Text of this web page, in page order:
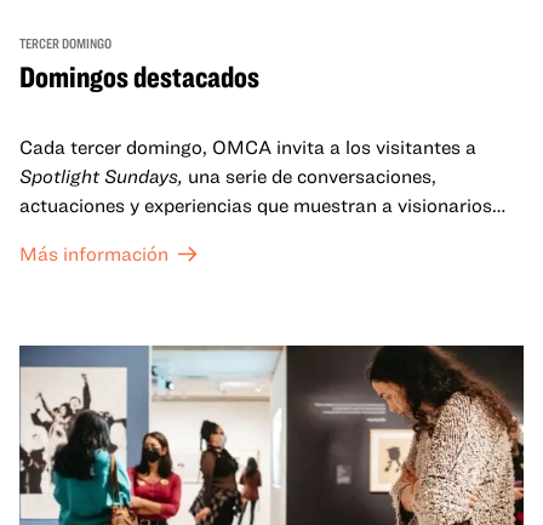
TERCER DOMINGO
Domingos destacados
Cada tercer domingo, OMCA invita a los visitantes a
Spotlight Sundays, una serie de conversaciones,
actuaciones y experiencias que muestran a visionarios
Más información